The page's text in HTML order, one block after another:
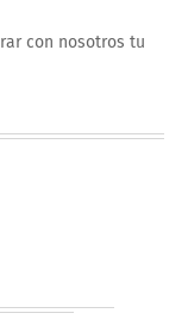
con nosotros tu